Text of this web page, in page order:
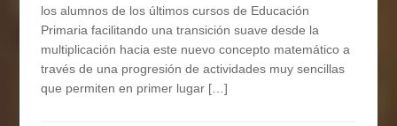
los alumnos de los últimos cursos de Educación
Primaria facilitando una transición suave desde la
multiplicación hacia este nuevo concepto matemático a
través de una progresión de actividades muy sencillas
que permiten en primer lugar […]